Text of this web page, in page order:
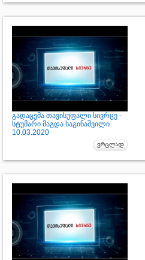
გადაცემა თავისუფალი სივრცე -
სტუმარი მაგდა საგინაშვილი
10.03.2020